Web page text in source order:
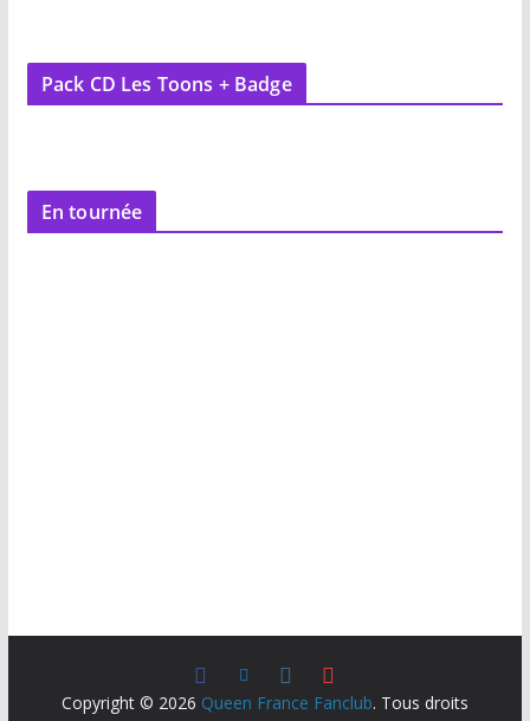
Pack CD Les Toons + Badge
En tournée
Copyright © 2026 Queen France Fanclub. Tous droits